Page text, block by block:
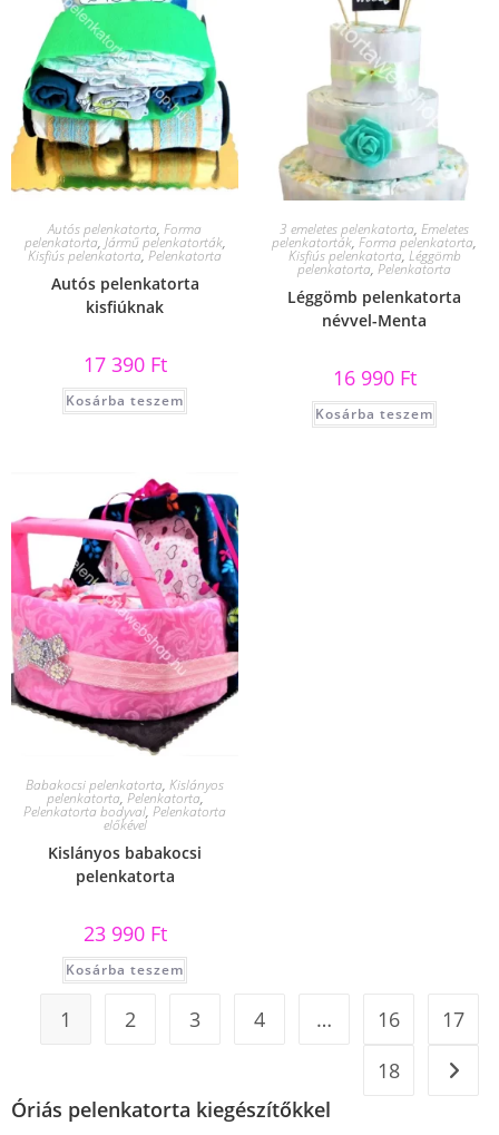
Autós pelenkatorta, Forma
pelenkatorta, Jármű pelenkatorták,
Kisfiús pelenkatorta, Pelenkatorta
Autós pelenkatorta
kisfiúknak
17 390 Ft
Kosárba teszem
3 emeletes pelenkatorta, Emeletes
pelenkatorták, Forma pelenkatorta,
Kisfiús pelenkatorta, Léggömb
pelenkatorta, Pelenkatorta
Léggömb pelenkatorta
névvel-Menta
16 990 Ft
Kosárba teszem
Babakocsi pelenkatorta, Kislányos
pelenkatorta, Pelenkatorta,
Pelenkatorta bodyval, Pelenkatorta
előkével
Kislányos babakocsi
pelenkatorta
23 990 Ft
Kosárba teszem
1 2 3 4 … 16
17
18
Óriás pelenkatorta kiegészítőkkel